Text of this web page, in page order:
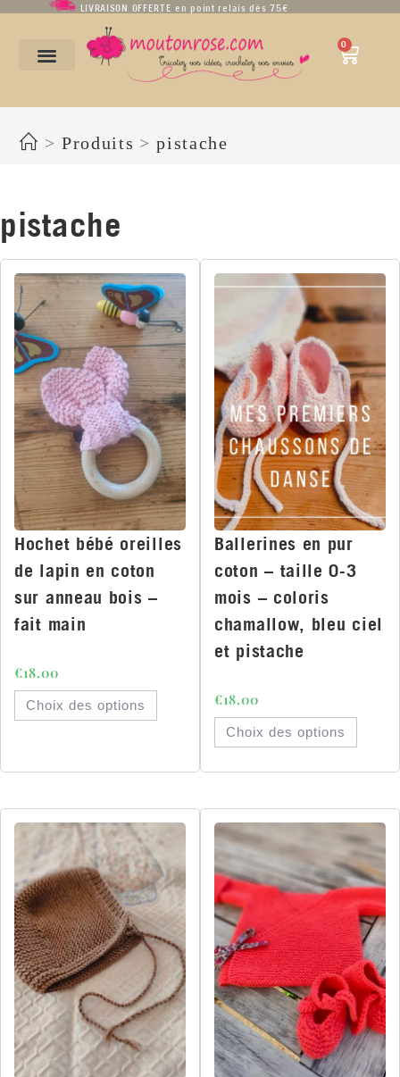
LIVRAISON OFFERTE en point relais dès 75€
0
> Produits > pistache
pistache
Hochet bébé oreilles
de lapin en coton
sur anneau bois –
fait main
€18.00
Choix des options
Ballerines en pur
coton – taille 0-3
mois – coloris
chamallow, bleu ciel
et pistache
€18.00
Choix des options